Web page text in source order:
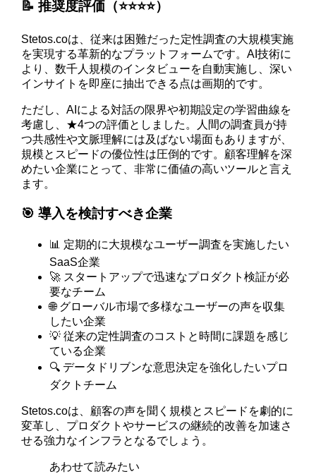
📝 推奨度評価（⭐️⭐️⭐️⭐️）
Stetos.coは、従来は困難だった定性調査の大規模実施
を実現する革新的なプラットフォームです。AI技術に
より、数千人規模のインタビューを自動実施し、深い
インサイトを即座に抽出できる点は画期的です。
ただし、AIによる対話の限界や初期設定の学習曲線を
考慮し、★4つの評価としました。人間の調査員が持
つ共感性や文脈理解には及ばない場面もありますが、
規模とスピードの優位性は圧倒的です。顧客理解を深
めたい企業にとって、非常に価値の高いツールと言え
ます。
🎯 導入を検討すべき企業
📊 定期的に大規模なユーザー調査を実施したい
SaaS企業
🚀 スタートアップで迅速なプロダクト検証が必
要なチーム
🌐 グローバル市場で多様なユーザーの声を収集
したい企業
💡 従来の定性調査のコストと時間に課題を感じ
ている企業
🔍 データドリブンな意思決定を強化したいプロ
ダクトチーム
Stetos.coは、顧客の声を聞く規模とスピードを劇的に
変革し、プロダクトやサービスの継続的改善を加速さ
せる強力なインフラとなるでしょう。
あわせて読みたい